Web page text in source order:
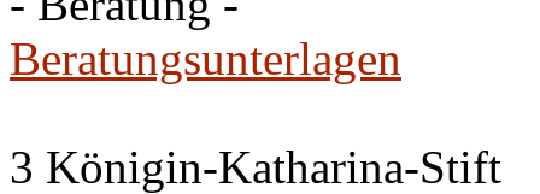
Beratungsunterlagen
3 Königin-Katharina-Stift